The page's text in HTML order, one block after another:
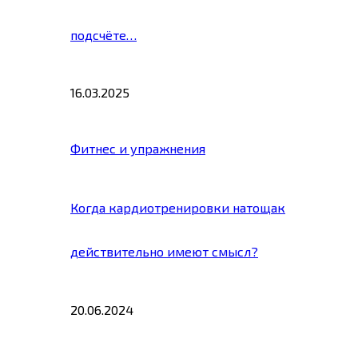
подсчёте…
16.03.2025
Фитнес и упражнения
Когда кардиотренировки натощак
действительно имеют смысл?
20.06.2024